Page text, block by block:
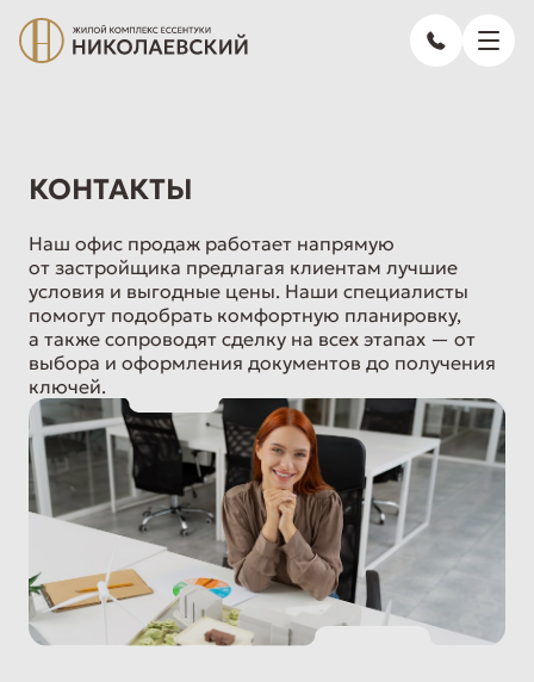
КОНТАКТЫ
Наш офис продаж работает напрямую
от застройщика предлагая клиентам лучшие
условия и выгодные цены. Наши специалисты
помогут подобрать комфортную планировку,
а также сопроводят сделку на всех этапах — от
выбора и оформления документов до получения
ключей.